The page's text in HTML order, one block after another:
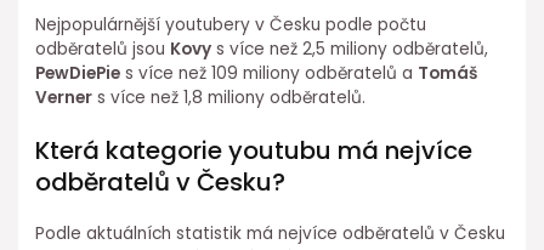
Nejpopulárnější youtubery v Česku podle počtu
odběratelů jsou Kovy s více než 2,5 miliony odběratelů,
PewDiePie s více než 109 miliony odběratelů a Tomáš
Verner s více než 1,8 miliony odběratelů.
Která kategorie youtubu má nejvíce
odběratelů v Česku?
Podle aktuálních statistik má nejvíce odběratelů v Česku